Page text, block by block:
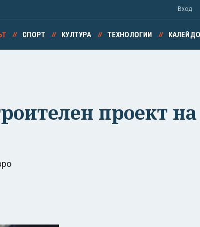
Вход
СПОРТ КУЛТУРА ТЕХНОЛОГИИ
проект на